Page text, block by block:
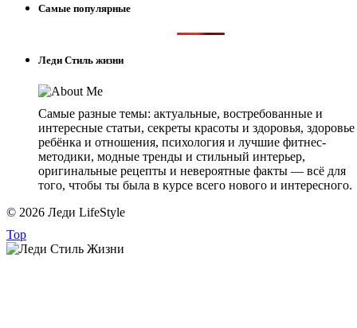
Самые популярные
Леди Стиль жизни
Самые разные темы: актуальные, востребованные и
интересные статьи, секреты красоты и здоровья, здоровье
ребёнка и отношения, психология и лучшие фитнес-
методики, модные тренды и стильный интерьер,
оригинальные рецепты и невероятные факты — всё для
того, чтобы ты была в курсе всего нового и интересного.
© 2026 Леди LifeStyle
Top